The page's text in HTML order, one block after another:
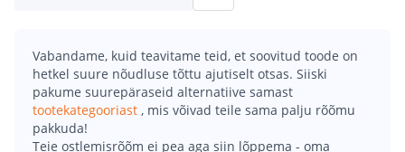
Vabandame, kuid teavitame teid, et soovitud toode on
hetkel suure nõudluse tõttu ajutiselt otsas. Siiski
pakume suurepäraseid alternatiive samast
tootekategooriast , mis võivad teile sama palju rõõmu
pakkuda!
Teie ostlemisrõõm ei pea aga siin lõppema - oma